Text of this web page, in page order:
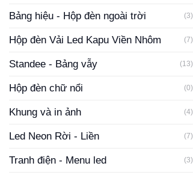
Bảng hiệu - Hộp đèn ngoài trời (3)
Hộp đèn Vải Led Kapu Viền Nhôm (7)
Standee - Bảng vẫy (13)
Hộp đèn chữ nổi (0)
Khung và in ảnh (4)
Led Neon Rời - Liền (7)
Tranh điện - Menu led (3)